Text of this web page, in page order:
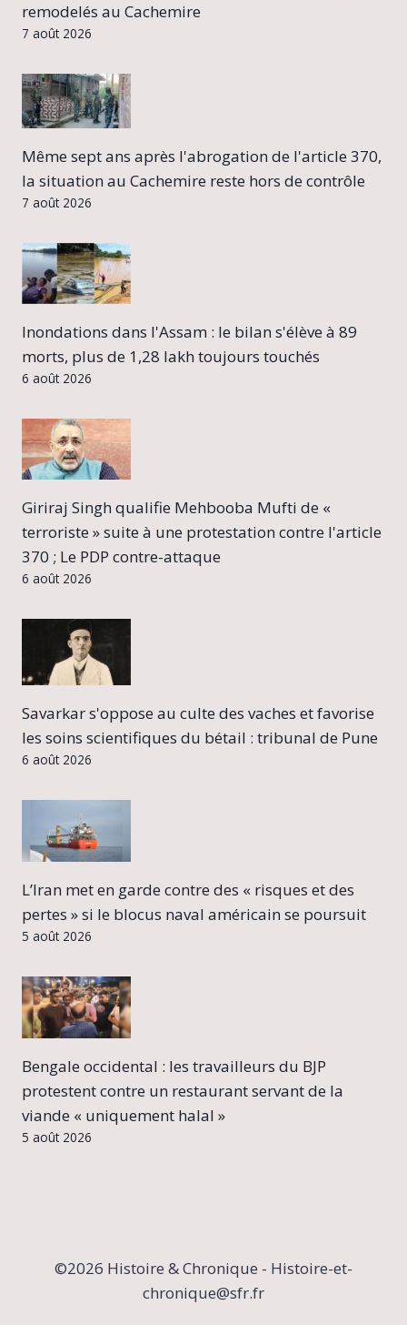
remodelés au Cachemire
7 août 2026
Même sept ans après l'abrogation de l'article 370,
la situation au Cachemire reste hors de contrôle
7 août 2026
Inondations dans l'Assam : le bilan s'élève à 89
morts, plus de 1,28 lakh toujours touchés
6 août 2026
Giriraj Singh qualifie Mehbooba Mufti de «
terroriste » suite à une protestation contre l'article
370 ; Le PDP contre-attaque
6 août 2026
Savarkar s'oppose au culte des vaches et favorise
les soins scientifiques du bétail : tribunal de Pune
6 août 2026
L’Iran met en garde contre des « risques et des
pertes » si le blocus naval américain se poursuit
5 août 2026
Bengale occidental : les travailleurs du BJP
protestent contre un restaurant servant de la
viande « uniquement halal »
5 août 2026
©2026 Histoire & Chronique - Histoire-et-
chronique@sfr.fr